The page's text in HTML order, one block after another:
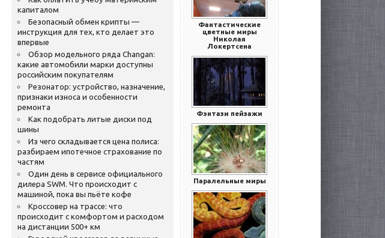
капиталом
Безопасный обмен крипты —
инструкция для тех, кто делает это
впервые
Обзор модельного ряда Changan:
какие автомобили марки доступны
российским покупателям
Резонатор: устройство, назначение,
признаки износа и особенности
ремонта
Как подобрать литые диски под
шины
Из чего складывается цена полиса:
разбираем ипотечное страхование по
частям
Один день в сервисе официального
дилера SWM. Что происходит с
машиной, пока вы пьёте кофе
Кроссовер на трассе: что
происходит с комфортом и расходом
на дистанции 500+ км
Фантастические
цветные миры
Николая
Локертсена
Фэнтази пейзажи
Паралельные миры